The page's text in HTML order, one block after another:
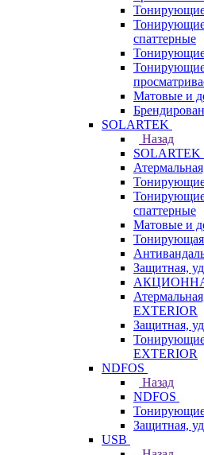
спаттерные
Тонирующие
Матовые и
SOLARTEK
Назад
SOLARTEK
спаттерные
Матовые и
Защитная,
EXTERIOR
Защитная,
EXTERIOR
NDFOS
Назад
NDFOS
Защитная,
USB